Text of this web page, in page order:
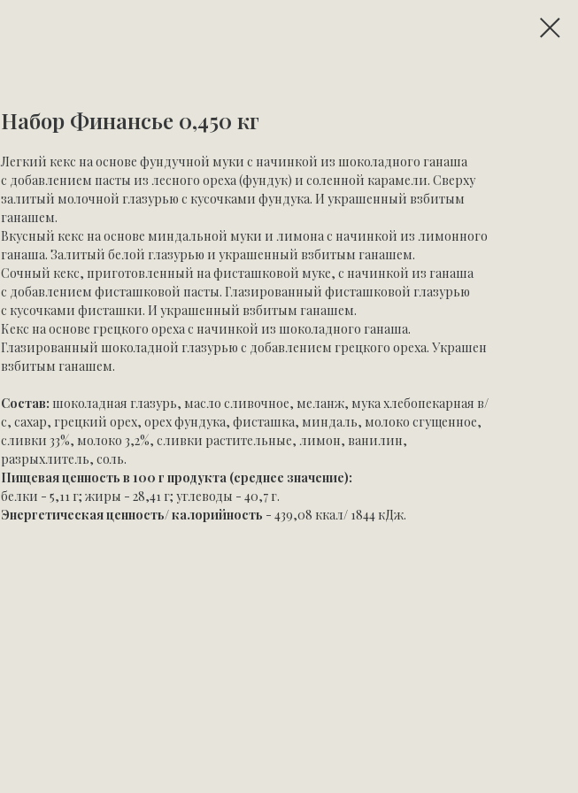
Набор Финансье 0,450 кг
Легкий кекс на основе фундучной муки с начинкой из шоколадного ганаша
с добавлением пасты из лесного ореха (фундук) и соленной карамели. Сверху
залитый молочной глазурью с кусочками фундука. И украшенный взбитым
ганашем.
Вкусный кекс на основе миндальной муки и лимона с начинкой из лимонного
ганаша. Залитый белой глазурью и украшенный взбитым ганашем.
Сочный кекс, приготовленный на фисташковой муке, с начинкой из ганаша
с добавлением фисташковой пасты. Глазированный фисташковой глазурью
с кусочками фисташки. И украшенный взбитым ганашем.
Кекс на основе грецкого ореха с начинкой из шоколадного ганаша.
Глазированный шоколадной глазурью с добавлением грецкого ореха. Украшен
взбитым ганашем.
Состав: шоколадная глазурь, масло сливочное, меланж, мука хлебопекарная в/
с, сахар, грецкий орех, орех фундука, фисташка, миндаль, молоко сгущенное,
сливки 33%, молоко 3,2%, сливки растительные, лимон, ванилин,
разрыхлитель, соль.
Пищевая ценность в 100 г продукта (среднее значение):
белки - 5,11 г; жиры - 28,41 г; углеводы - 40,7 г.
Энергетическая ценность/ калорийность - 439,08 ккал/ 1844 кДж.